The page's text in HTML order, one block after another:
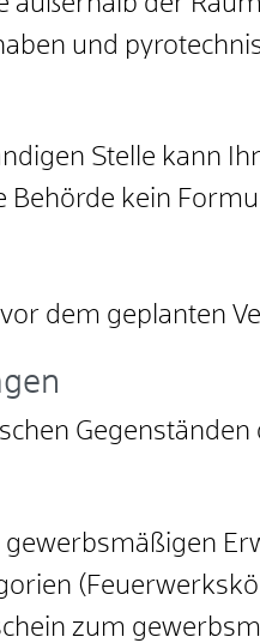
und
Stelle kann
Behörde kein
dem geplanten
zum